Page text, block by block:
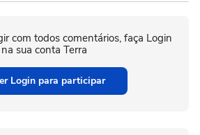
com todos comentários, faça Login
na sua conta Terra
Login para participar